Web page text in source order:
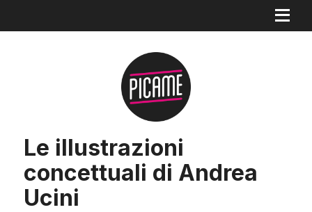
Le illustrazioni
concettuali di Andrea
Ucini